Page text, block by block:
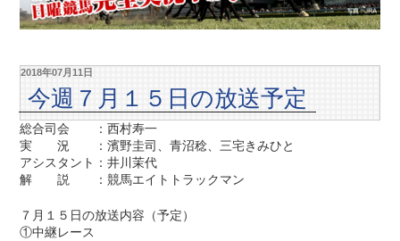
2018年07月11日
今週７月１５日の放送予定
総合司会 ：西村寿一
実 況 ：濱野圭司、青沼稔、三宅きみひと
アシスタント：井川茉代
解 説 ：競馬エイトトラックマン
７月１５日の放送内容（予定）
①中継レース